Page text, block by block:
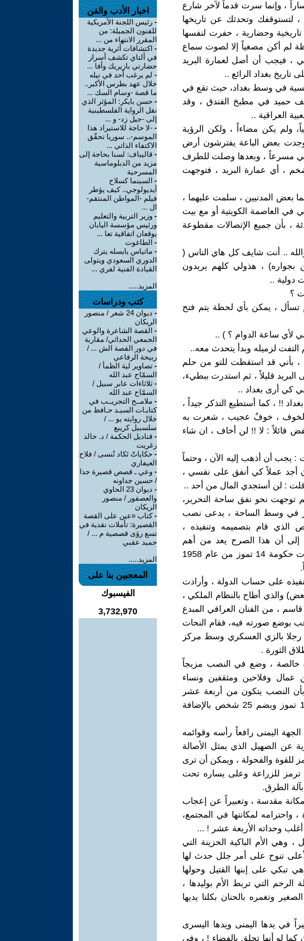
، وإنما سرت قدماً لآخر شارع
لتستوقفك وتحدثك عن تاريخها
وحضارية ، حفرت لنفسها
لم أكن مصغياً إلا لصوت سماع
، فيجب أن أصل لعمارة البريد
تاريخ بغداد الرائع ..
في وسط بغداد، حيث تقع في
حميد في مطبخ الفندق ، وقد
العراقية ..
ولم يكن مضاءاً ، ولكن الرؤية
وجدت بعض الباعة يفترشون أرض
مسرعاً ، وبعدها وصلت للطرف
، أي عمارة البريد ، فتوجهت
بعض المدنيين ، سلمت عليهما ،
في العاصمة الكويتية أو مع بيت
، بأن جميع الإتصالات مقطوعة
.. أنت شايف كل هاي الناس (
بجواره) ، هذولي كلهم يريدون
دولية ..
؟
، يمكن بأي لحظة يتم فتح
لأي ساعة الدوام ؟ ) ..
لزميله وبدأ يتحدث معه..
، بأني قد استقظت للتو من حلم
قليلاً ، ثم استدرت ببطيء،
كي أرى بغداد ..
!! ، كما أستطيع التذكر جيداً ،
الخوف ، خوفٌ عجيب ، شعرت به
قائلاً : لا !! لن أخاف ، ان شاء
يجب أن أذهب إليه الآن ، وحتماً
أجد عملاً كي أنفق على نفسي ،
قلت : لن أستجدي المال من أحد ..
نحو نفق ساحة التحرير،
في وسط الساحة ، يدعى نصب
الذي قام بتصميمه وتنفيذه ،
إلى أن هذا الصرح يعد من أهم
إنجازات الثورة العراقية عام 1958م ، حيث عهدت حكومة 14 تموز من عام 1958
على حساب الدولة ، وأرادت
والذي أطاح بالنظام الملكي ،
، من الفنان العراقي المبدع
بوضع صورته فيه، فقام النحات
رجلا بالزي العسكري وسط مركز
الثورة .
خالصة ، وضع في النصب مزيجاً
عمال وفلاحين ومثقفين ونساء
النصب يتكون من أربعة عشر
وحدة فنية، يرمز عددها الى تاريخ الثورة في 14 تموز ويضم 25 شخص بالإضافة
اليمنى رافعاً رأسه وقوائمه
عن الصهيل الذي يمثل الأصالة
للقوة والفحولة ، ويمكن أن ترى
ترمز للزراعة وعلى يساره تحت
الطرق.
مكانة مقدسة ، وتعبيراً عن إعجاب
، واحترامه لمكانتها في المجتمع،
وحداته الأربعة عشر ! ...
، وهي الأم الباكية الحزينة التي
تنوح على أمر جلل حدث لها
تبكي على إبنها القتيل وحولها
التي تربط الأم بوليدها ،
وتغمره بالحنان بكلتا يديها
في يدها اليمنى ويدها اليسرى
لو أنها تحلق بالفضاء ! ، وفي
اخبار الأدب والفن
- رئيس اللجنة الأمريكية
للفنون الجميلة: من
المقرر الانتهاء من ...
- اكتشافات أثرية جديدة
في ألتاي تكشف أسرار
حضارتي بازيريك وأفا ...
- لم يرغب أحد في نيله
خلال عهد بطرس الأكبر..
ما قصة -وسام السك ...
- حسن بايكر: المؤثر الذي
نقل الرواية الفلسطينية
إلى -جيل زد- و ...
- -لا حاجة للاستيراد هذا
الموسم-.. سوريا تحقّق
الاكتفاء الذاتي ...
- قاليباف: لسنا بحاجة إلى
مزيد من الدبلوماسية
المسرحية
- السينما كسلاح
أيديولوجي.. كيف يؤطر
فيلم -المواطن المنتقم-
ال ...
- وزير التربية والتعليم
ورئيس مؤسسة اليابان
يوقعان اتفاقية تعا ...
- الطاغوت
- ماتياس يايسله يترك
الدوري السعودي ويتولى
القيادة الفنية لفري ...
المزيد.....
كتب ودراسات
-
ديوان 24 شعر / منصور
الريكان
- القصة الشاعرة والوعي
الجمعي الحداثي/ مقاربة
في دور القصة الش ... /
ربيحة الرفاعي
- تصاوير لية الظمأ /
السمّاح عبد الله
- ثلاثاءات عابر سبيل /
السمّاح عبد الله
- ملامــح التجريــب في
كتابـات السيـد حـافظ من
خلال روايته يو ... /
سلسبيل كريبع
- قناديل الحكمة / د. خالد
زغريت
- حكاياتْ تَكاد تُنسى / فلاح
العيفاري
- وعي ـ قصص قصيرة جدا
/ حسين جداونه
-
ديوان 23 الحاوي
والعصفور / منصور
الريكان
-كتاب «عين على القصة
القصيرة: تأملات نقدية في
تسع رؤى قصصية م ... /
حميد عقبي
المزيد.....
المعجبين بنا على
الفيسبوك
3,732,970